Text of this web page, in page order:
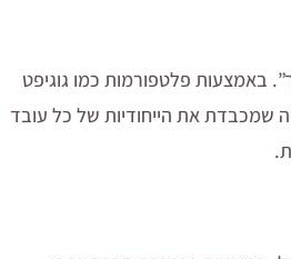
באמצעות פלטפורמות כמו גוגיפט
שמכבדת את הייחודיות של כל עובד